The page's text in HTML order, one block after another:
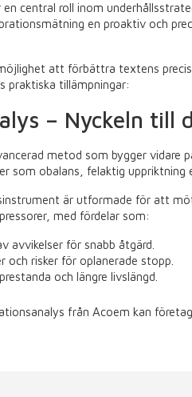
central roll inom
en proaktiv och
att förbättra textens
praktiska tillämpningar:
– Nyckeln till
metod som bygger
som obalans, felaktig
är utformade för att
med fördelar som:
avvikelser för snabb åtgärd.
och risker för oplanerade stopp.
och längre livslängd.
från Acoem kan